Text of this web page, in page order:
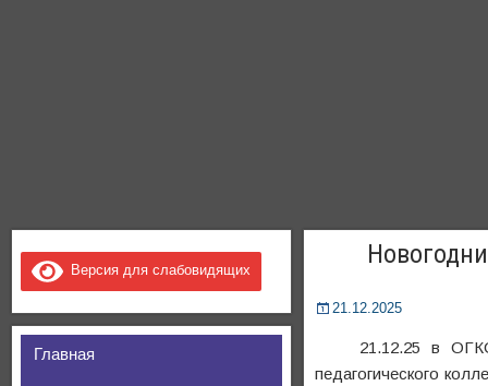
21.12.2025
21.12.25 в ОГКОУ
педагогического
Версия для слабовидящих
Главная